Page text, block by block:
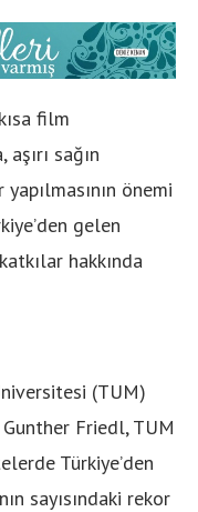
film
sağın
önemi
gelen
hakkında
(TUM)
Friedl, TUM
Türkiye’den
sayısındaki rekor